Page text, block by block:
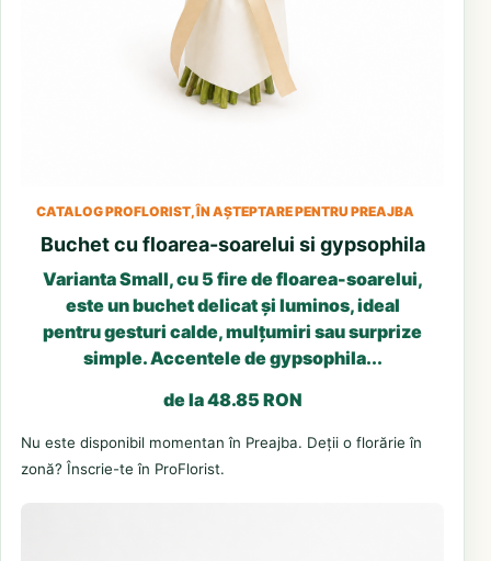
CATALOG PROFLORIST, ÎN AȘTEPTARE PENTRU PREAJBA
Buchet cu floarea-soarelui si gypsophila
Varianta Small, cu 5 fire de floarea-soarelui,
este un buchet delicat și luminos, ideal
pentru gesturi calde, mulțumiri sau surprize
simple. Accentele de gypsophila...
de la 48.85 RON
Nu este disponibil momentan în Preajba. Deții o florărie în
zonă? Înscrie-te în ProFlorist.